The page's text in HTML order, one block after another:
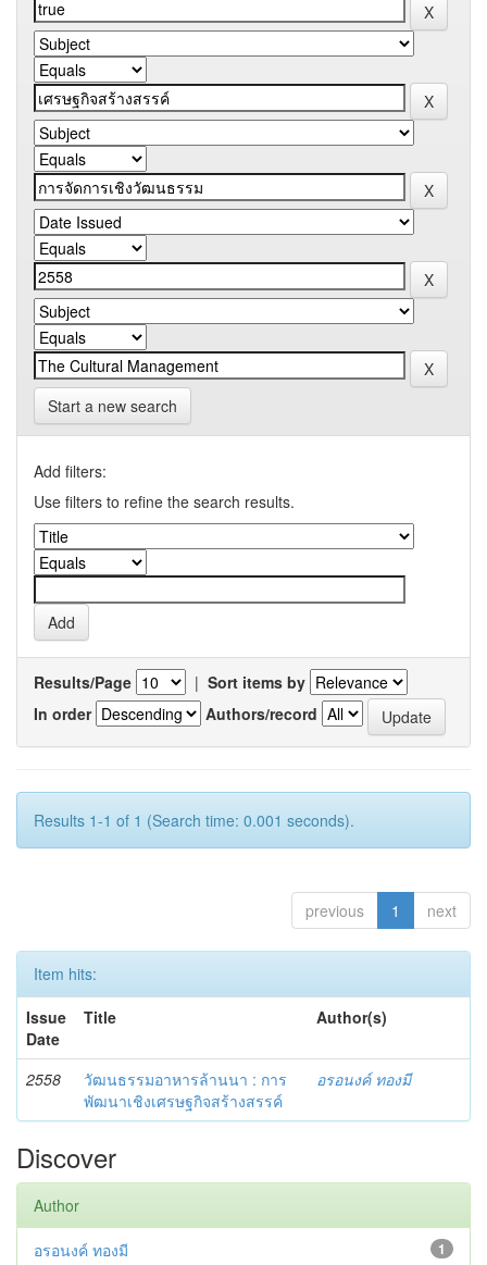
Start a new search
Add filters:
Use filters to refine the search results.
Results/Page | Sort items by
In order
Authors/record
Results 1-1 of 1 (Search time: 0.001 seconds).
previous 1 next
Item hits:
Issue
Date
Title Author(s)
2558
วัฒนธรรมอาหารล้านนา : การ
พัฒนาเชิงเศรษฐกิจสร้างสรรค์
อรอนงค์ ทองมี
Discover
Author
1
อรอนงค์ ทองมี